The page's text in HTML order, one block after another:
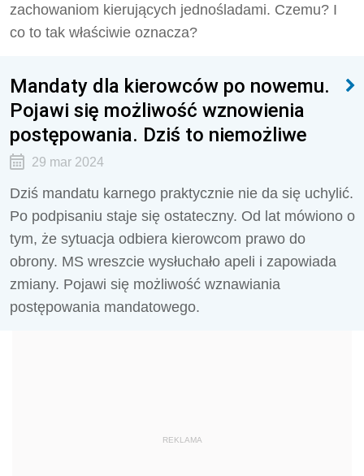
zachowaniom kierujących jednośladami. Czemu? I
co to tak właściwie oznacza?
Mandaty dla kierowców po nowemu.
Pojawi się możliwość wznowienia
postępowania. Dziś to niemożliwe
29 mar 2024
Dziś mandatu karnego praktycznie nie da się uchylić.
Po podpisaniu staje się ostateczny. Od lat mówiono o
tym, że sytuacja odbiera kierowcom prawo do
obrony. MS wreszcie wysłuchało apeli i zapowiada
zmiany. Pojawi się możliwość wznawiania
postępowania mandatowego.
REKLAMA